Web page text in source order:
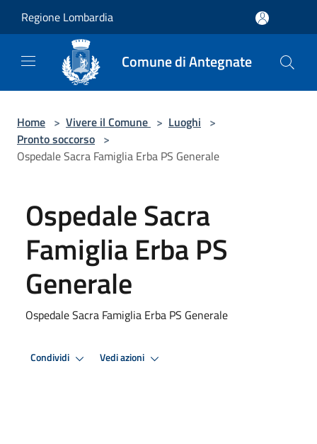
Regione Lombardia
Comune di Antegnate
Home > Vivere il Comune > Luoghi >
Pronto soccorso >
Ospedale Sacra Famiglia Erba PS Generale
Ospedale Sacra
Famiglia Erba PS
Generale
Ospedale Sacra Famiglia Erba PS Generale
Condividi Vedi azioni